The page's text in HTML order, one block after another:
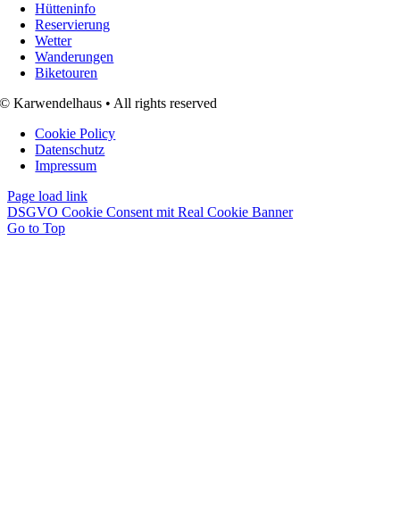
Hütteninfo
Reservierung
Wetter
Wanderungen
Biketouren
© Karwendelhaus • All rights reserved
Cookie Policy
Datenschutz
Impressum
Page load link
DSGVO Cookie Consent mit Real Cookie Banner
Go to Top